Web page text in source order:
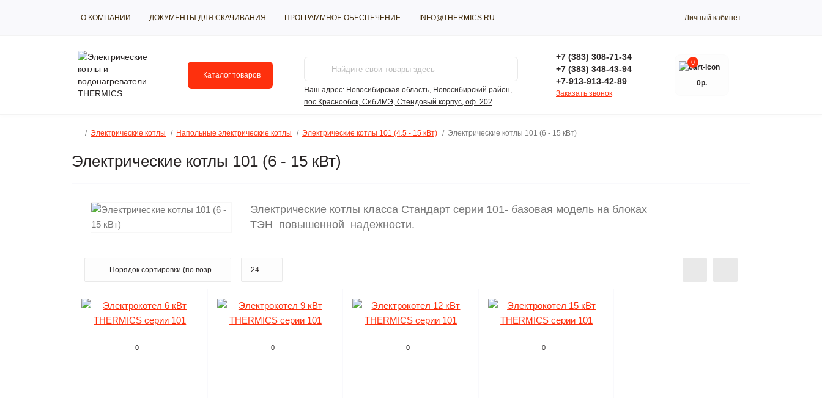
О КОМПАНИИ ДОКУМЕНТЫ ДЛЯ СКАЧИВАНИЯ ПРОГРАММНОЕ ОБЕСПЕЧЕНИЕ INFO@THERMICS.RU Личный кабинет
Каталог товаров
Наш адрес: Новосибирская область, Новосибирский район,
пос.Краснообск, СибИМЭ, Стендовый корпус, оф. 202
+7 (383) 308-71-34
+7 (383) 348-43-94
+7-913-913-42-89
Заказать звонок
0
0р.
Электрические котлы Напольные электрические котлы Электрические котлы 101 (4,5 - 15 кВт) Электрические котлы 101 (6 - 15 кВт)
Электрические котлы 101 (6 - 15 кВт)
Электрические котлы класса Стандарт серии 101- базовая модель на блоках
ТЭН повышенной надежности.
0 0 0 0